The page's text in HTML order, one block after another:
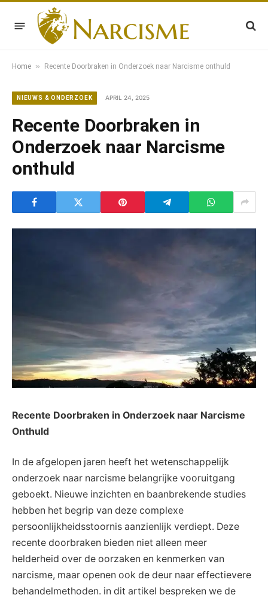
Home » Recente Doorbraken in Onderzoek naar Narcisme onthuld
NIEUWS & ONDERZOEK APRIL 24, 2025
Recente Doorbraken in
Onderzoek naar Narcisme
onthuld
Recente Doorbraken in Onderzoek naar Narcisme
Onthuld
In de afgelopen jaren heeft het wetenschappelijk
onderzoek naar narcisme belangrijke vooruitgang
geboekt. Nieuwe inzichten en baanbrekende studies
hebben het begrip van deze complexe
persoonlijkheidsstoornis aanzienlijk verdiept. Deze
recente doorbraken bieden niet alleen meer
helderheid over de oorzaken en kenmerken van
narcisme, maar openen ook de deur naar effectievere
behandelmethoden. in dit artikel bespreken we de